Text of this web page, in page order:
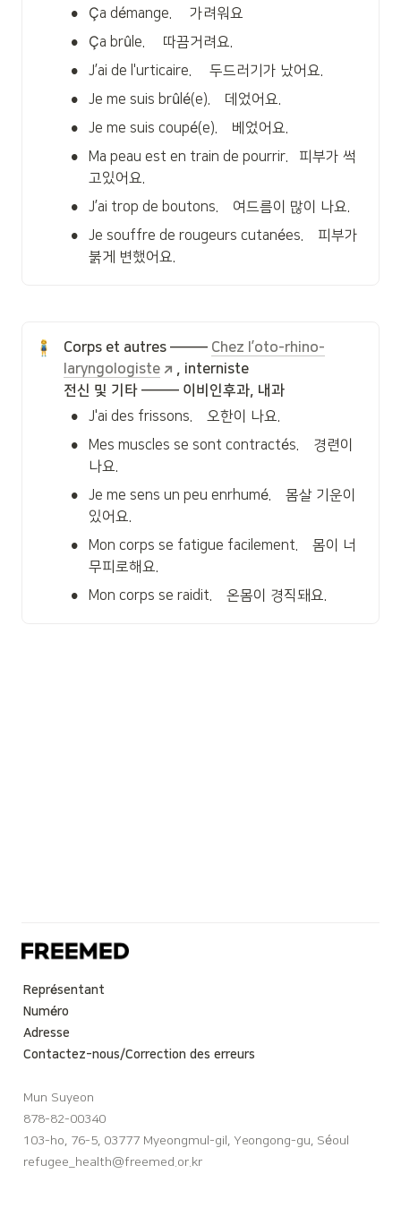
• Ça démange.     가려워요
• Ça brûle.     따끔거려요.
• J’ai de l'urticaire.     두드러기가 났어요.
• Je me suis brûlé(e).    데었어요.
• Je me suis coupé(e).    베었어요.
•
Ma peau est en train de pourrir.   피부가 썩
고있어요.
• J’ai trop de boutons.    여드름이 많이 나요.
•
Je souffre de rougeurs cutanées.    피부가
붉게 변했어요.
Corps et autres ——— Chez l’oto-rhino-
laryngologiste
, interniste
전신 및 기타 ——— 이비인후과, 내과
• J'ai des frissons.    오한이 나요.
•
Mes muscles se sont contractés.    경련이
나요.
•
Je me sens un peu enrhumé.    몸살 기운이
있어요.
•
Mon corps se fatigue facilement.    몸이 너
무피로해요.
• Mon corps se raidit.    온몸이 경직돼요.
Représentant
Numéro
Adresse
Contactez-nous/Correction des erreurs
Mun Suyeon
878-82-00340
103-ho, 76-5, 03777 Myeongmul-gil, Yeongong-gu, Séoul
refugee_health@freemed.or.kr